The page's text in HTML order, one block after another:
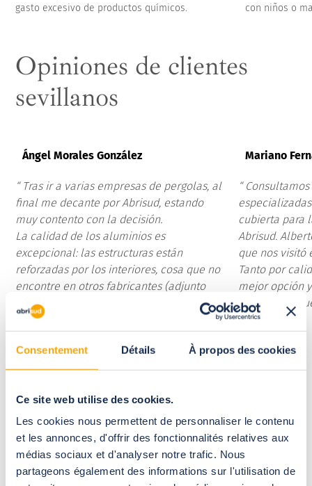
Consentement Détails À propos des cookies
Ce site web utilise des cookies.
Les cookies nous permettent de personnaliser le contenu
et les annonces, d'offrir des fonctionnalités relatives aux
médias sociaux et d'analyser notre trafic. Nous
partageons également des informations sur l'utilisation de
gasto excesivo de productos químicos.
con niños o
Opiniones de clientes
sevillanos
Ángel Morales González
Tras ir a varias empresas de pergolas, al
final me decante por Abrisud, estando
muy contento con la decisión.
La calidad de los aluminios es
excepcional: las estructuras están
reforzadas por los interiores, cosa que no
encontre en otros fabricantes (adjunto
fotos de las secciones que instalan en
todas las pergolas), con garantia de
pintura de 15 años.
La atencion comercial de Jose Manuel y
de los instaladores ha sido excepcional,
ejecucion muy buena.
Y en postventa, que han tenido que venir
a repasar un sellado, mi experiencia ha
sido muy buena: han sido agiles, viniendo
en un par de dias
Mariano
Consultamos
cubierta para
Abrisud.
que nos visitó
Tanto por
mejor opción
satisfechos.